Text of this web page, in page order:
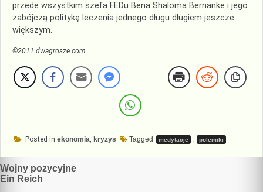
przede wszystkim szefa FEDu Bena Shaloma Bernanke i jego
zabójczą politykę leczenia jednego długu długiem jeszcze
większym.
©2011 dwagrosze.com
Posted in ekonomia, kryzys Tagged medytacje , polemiki
Nawigacja
wpisu
Wojny pozycyjne
Ein Reich